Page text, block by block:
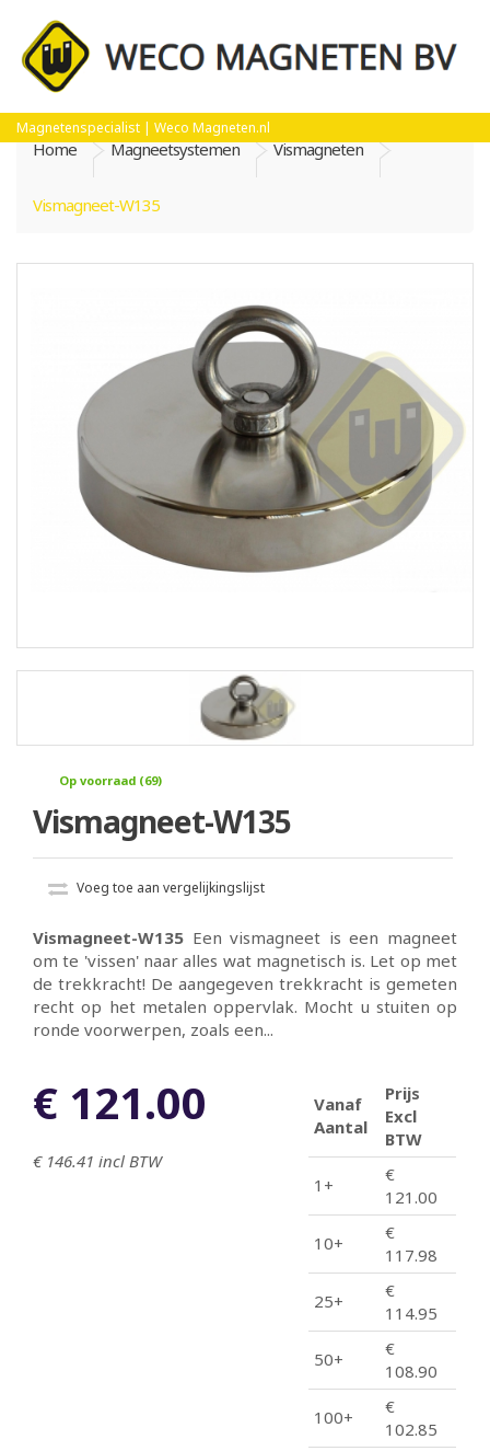
Magnetenspecialist | Weco Magneten.nl
Home Magneetsystemen Vismagneten
Vismagneet-W135
Op voorraad (69)
Vismagneet-W135
Voeg toe aan vergelijkingslijst
Vismagneet-W135 Een vismagneet is een magneet
om te 'vissen' naar alles wat magnetisch is. Let op met
de trekkracht! De aangegeven trekkracht is gemeten
recht op het metalen oppervlak. Mocht u stuiten op
ronde voorwerpen, zoals een...
€ 121.00
€ 146.41 incl BTW
Vanaf
Aantal
Prijs
Excl
BTW
1+
€
121.00
10+
€
117.98
25+
€
114.95
50+
€
108.90
100+
€
102.85